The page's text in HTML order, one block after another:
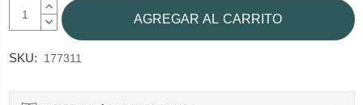
AUMENTAR
CANTIDAD:
DISMINUIR
CANTIDAD:
SKU: 177311